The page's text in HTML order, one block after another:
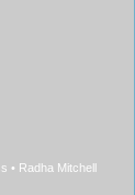
• Radha Mitchell